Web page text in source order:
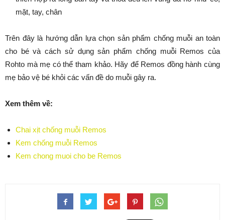
mặt, tay, chân
Trên đây là hướng dẫn lựa chọn sản phẩm chống muỗi an toàn
cho bé và cách sử dụng sản phẩm chống muỗi Remos của
Rohto mà mẹ có thể tham khảo. Hãy để Remos đồng hành cùng
mẹ bảo vệ bé khỏi các vấn đề do muỗi gây ra.
Xem thêm về:
Chai xịt chống muỗi Remos
Kem chống muỗi Remos
Kem chong muoi cho be Remos